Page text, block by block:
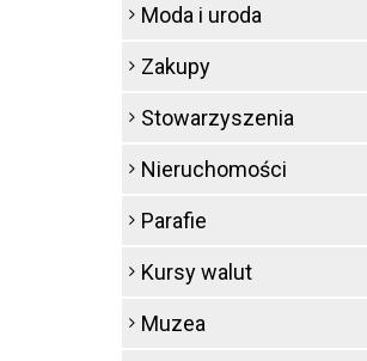
Moda i uroda
Zakupy
Stowarzyszenia
Nieruchomości
Parafie
Kursy walut
Muzea